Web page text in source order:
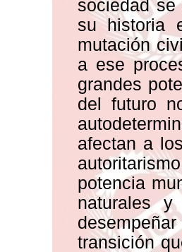
sociedad
su historia
mutación
a ese
grandes
del futuro
afectan a
potencia
naturales
transición